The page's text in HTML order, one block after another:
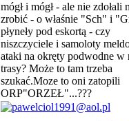
mógł i mógł - ale nie zdołali
zrobić - o właśnie "Sch" i
płyneły pod eskortą - czy
niszczyciele i samoloty
ataki na okręty podwodne w
trasy? Może to tam trzeba
szukać.Moze to oni zatopili
ORP"ORZEŁ"...???